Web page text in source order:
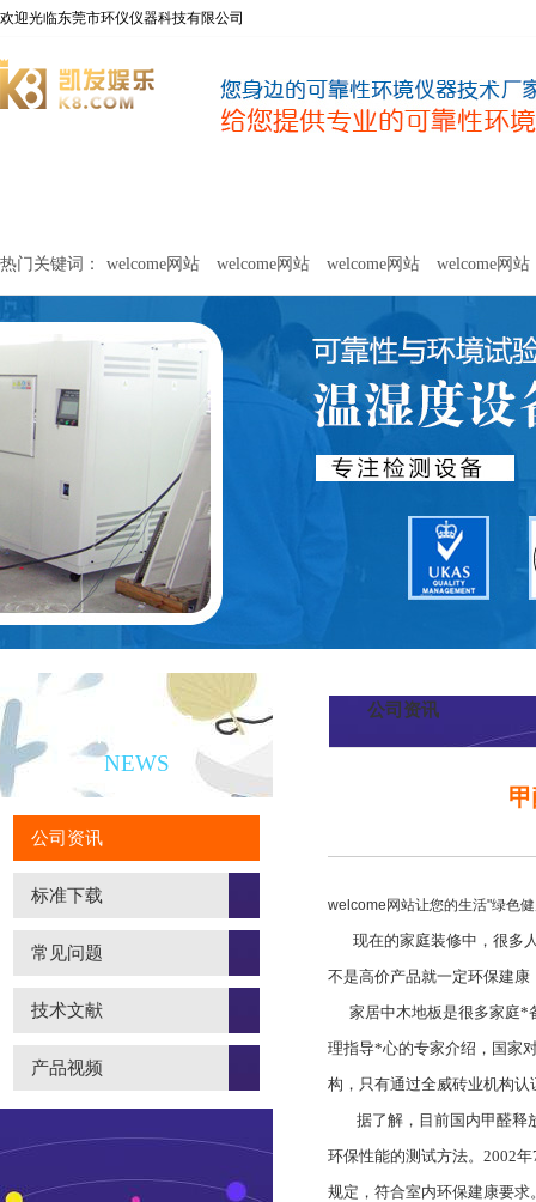
欢迎光临东莞市环仪仪器科技有限公司
关于环仪 联系环仪
热门关键词： welcome网站 welcome网站 welcome网站 welcome网站
网站 welcome网站
新闻资讯
NEWS
公司资讯
标准下载
常见问题
技术文献
产品视频
公司资讯
welcome网站让您的生活"绿色健
现在的家庭装修中，很多人
不是高价产品就一定环保建
家居中木地板是很多家庭*
理指导*心的专家介绍，国家
构，只有通过全威砖业机构
据了解，目前国内甲醛释
环保性能的测试方法。2002
规定，符合室内环保建康要